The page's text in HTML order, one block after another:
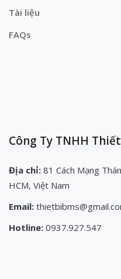
Tài liệu
FAQs
Công Ty TNHH
Địa chỉ: 81 Cách Mạng
HCM, Việt Nam
Email:
Hotline: 0937.927.547